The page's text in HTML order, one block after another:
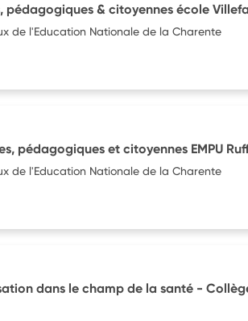
& citoyennes école
de l'Education Nationale de la Charente
pédagogiques et citoyennes EMPU
de l'Education Nationale de la Charente
dans le champ de la santé -